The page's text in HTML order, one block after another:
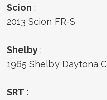
Scion :
2013 Scion FR-S
Shelby :
1965 Shelby Daytona
SRT :